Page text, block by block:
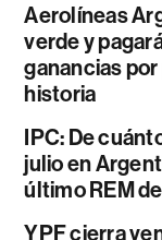
Aerolíneas
verde y
ganancias
historia
IPC: De
julio en
último REM
YPF cierra